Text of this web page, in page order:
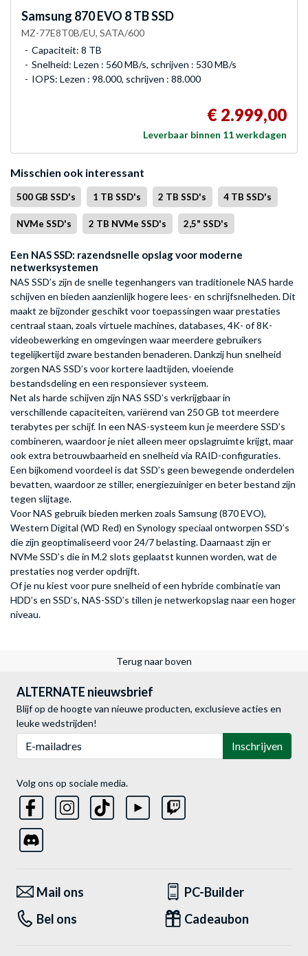
Samsung 870 EVO 8 TB SSD
MZ-77E8T0B/EU, SATA/600
Capaciteit: 8 TB
Snelheid: Lezen : 560 MB/s, schrijven : 530 MB/s
IOPS: Lezen : 98.000, schrijven : 88.000
€ 2.999,00
Leverbaar binnen 11 werkdagen
Misschien ook interessant
500 GB SSD's 1 TB SSD's 2 TB SSD's 4 TB SSD's
NVMe SSD's 2 TB NVMe SSD's 2,5" SSD's
Een NAS SSD: razendsnelle opslag voor moderne
netwerksystemen
NAS SSD’s zijn de snelle tegenhangers van traditionele NAS harde
schijven en bieden aanzienlijk hogere lees- en schrijfsnelheden. Dit
maakt ze bijzonder geschikt voor toepassingen waar prestaties
centraal staan, zoals virtuele machines, databases, 4K- of 8K-
videobewerking en omgevingen waar meerdere gebruikers
tegelijkertijd zware bestanden benaderen. Dankzij hun snelheid
zorgen NAS SSD’s voor kortere laadtijden, vloeiende
bestandsdeling en een responsiever systeem.
Net als harde schijven zijn NAS SSD’s verkrijgbaar in
verschillende capaciteiten, variërend van 250 GB tot meerdere
terabytes per schijf. In een NAS-systeem kun je meerdere SSD’s
combineren, waardoor je niet alleen meer opslagruimte krijgt, maar
ook extra betrouwbaarheid en snelheid via RAID-configuraties.
Een bijkomend voordeel is dat SSD’s geen bewegende onderdelen
bevatten, waardoor ze stiller, energiezuiniger en beter bestand zijn
tegen slijtage.
Voor NAS gebruik bieden merken zoals Samsung (870 EVO),
Western Digital (WD Red) en Synology speciaal ontworpen SSD’s
die zijn geoptimaliseerd voor 24/7 belasting. Daarnaast zijn er
NVMe SSD’s die in M.2 slots geplaatst kunnen worden, wat de
prestaties nog verder opdrijft.
Of je nu kiest voor pure snelheid of een hybride combinatie van
HDD’s en SSD’s, NAS-SSD’s tillen je netwerkopslag naar een hoger
niveau.
Terug naar boven
ALTERNATE nieuwsbrief
Blijf op de hoogte van nieuwe producten, exclusieve acties en
leuke wedstrijden!
Inschrijven
Volg ons op sociale media.
Mail ons
PC-Builder
Bel ons
Cadeaubon